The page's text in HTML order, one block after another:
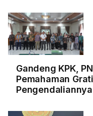
Gandeng KPK,
Pemahaman
Pengendaliannya